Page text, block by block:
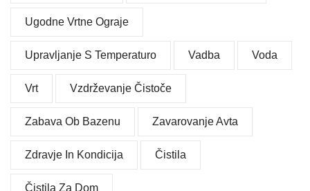
Ugodne Vrtne Ograje
Upravljanje S Temperaturo Vadba Voda
Vrt Vzdrževanje Čistoče
Zabava Ob Bazenu Zavarovanje Avta
Zdravje In Kondicija Čistila
Čistila Za Dom